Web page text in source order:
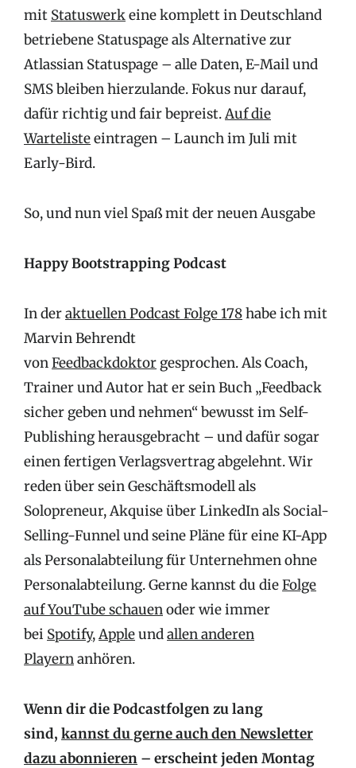
mit Statuswerkeine komplett in Deutschland
betriebene Statuspage als Alternative zur
Atlassian Statuspage – alle Daten, E-Mail und
SMS bleiben hierzulande. Fokus nur darauf,
dafür richtig und fair bepreist.Auf die
Wartelisteeintragen – Launch im Juli mit
Early-Bird.
So, und nun viel Spaß mit der neuen Ausgabe
Happy Bootstrapping Podcast
In deraktuellen Podcast Folge 178habe ich mit
Marvin Behrendt
vonFeedbackdoktor gesprochen. Als Coach,
Trainer und Autor hat er sein Buch „Feedback
sicher geben und nehmen“ bewusst im Self-
Publishing herausgebracht – und dafür sogar
einen fertigen Verlagsvertrag abgelehnt. Wir
reden über sein Geschäftsmodell als
Solopreneur, Akquise über LinkedIn als Social-
Selling-Funnel und seine Pläne für eine KI-App
als Personalabteilung für Unternehmen ohne
Personalabteilung. Gerne kannst du dieFolge
auf YouTube schauenoder wie immer
bei Spotify,Appleundallen anderen
Playernanhören.
Wenn dir die Podcastfolgen zu lang
sind, kannst du gerne auch den Newsletter
dazu abonnieren – erscheint jeden Montag